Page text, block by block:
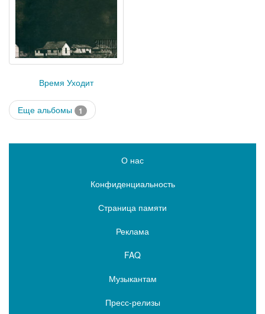
Время Уходит
Еще альбомы 1
О нас
Конфиденциальность
Страница памяти
Реклама
FAQ
Музыкантам
Пресс-релизы